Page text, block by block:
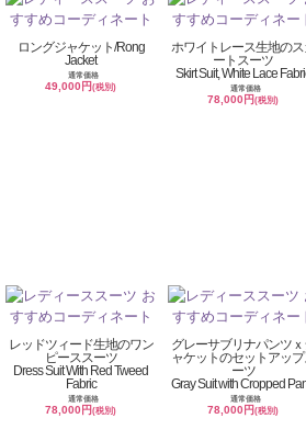
ロングジャケット/Rong
Jacket
通常価格
49,000円(税別)
ホワイトレース生地のス
ートスーツ
Skirt Suit, White Lace
通常価格
78,000円(税別)
レッドツィード生地のワン
ピーススーツ
Dress Suit With Red Tweed
Fabric
通常価格
78,000円(税別)
グレーサブリナパンツｘ
ャケットのセットアップ
ーツ
Gray Suit with Cropped
通常価格
78,000円(税別)